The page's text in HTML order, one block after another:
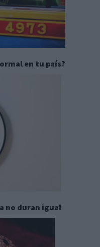
en tu país?
no duran igual